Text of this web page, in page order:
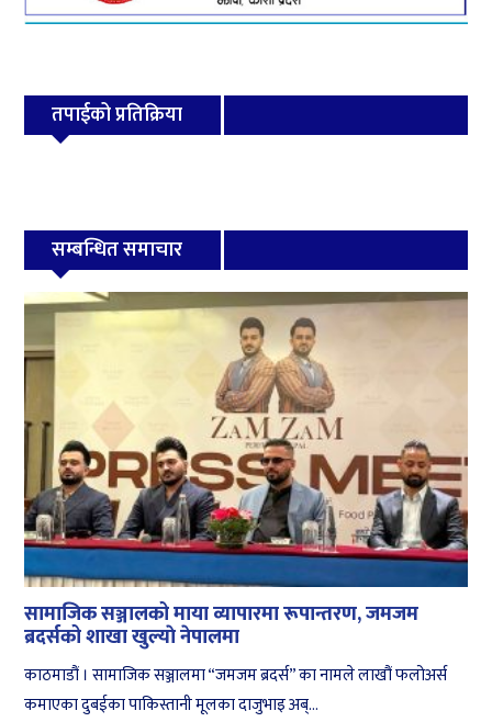
तपाईको प्रतिक्रिया
सम्बन्धित समाचार
सामाजिक सञ्जालको माया व्यापारमा रूपान्तरण, जमजम
ब्रदर्सको शाखा खुल्याे नेपालमा
काठमाडौं । सामाजिक सञ्जालमा “जमजम ब्रदर्स” का नामले लाखौं फलोअर्स
कमाएका दुबईका पाकिस्तानी मूलका दाजुभाइ अब्...